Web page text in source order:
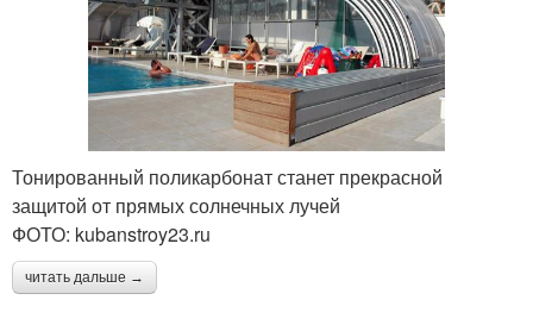
Тонированный поликарбонат станет прекрасной
защитой от прямых солнечных лучей
ФОТО: kubanstroy23.ru
читать дальше →